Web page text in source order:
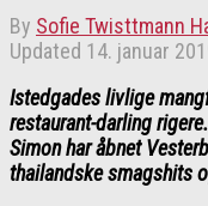
by Sofie Twisttmann
Updated 14. januar
Istedgades livlige
restaurant-darling
Simon har åbnet
thailandske smagshits